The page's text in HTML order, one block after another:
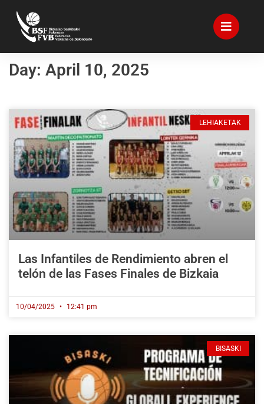
Day: April 10, 2025
LEHIAKETAK
Las Infantiles de Rendimiento abren el
telón de las Fases Finales de Bizkaia
10/04/2025 12:41 pm
BISASKI